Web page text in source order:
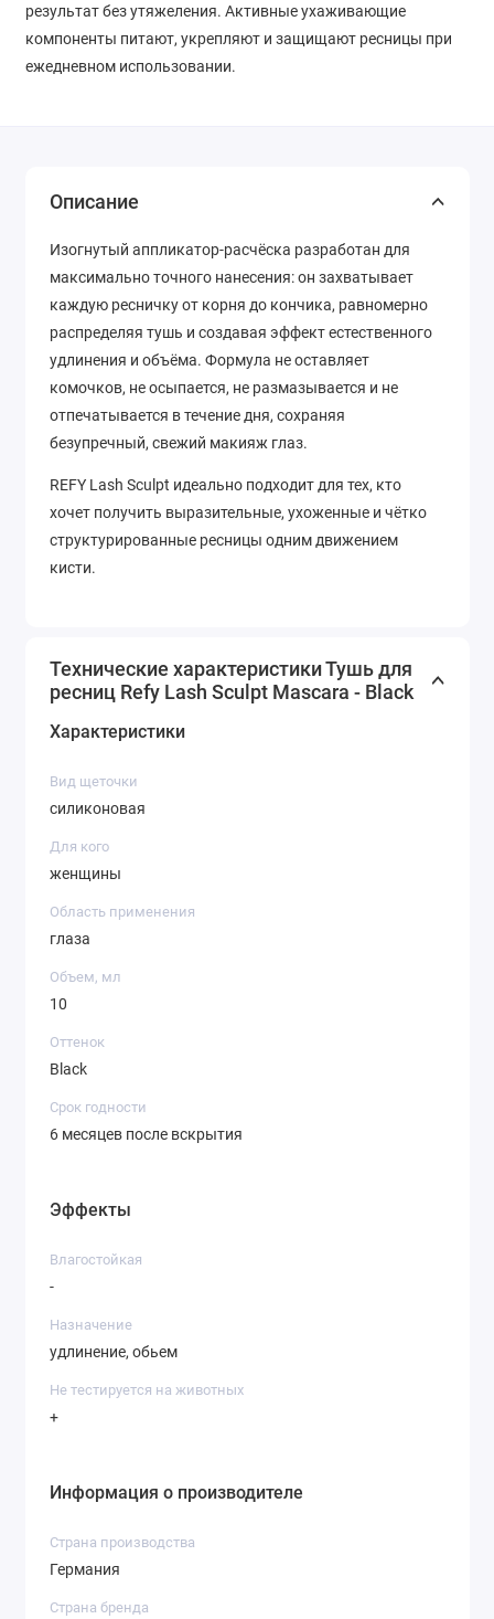
результат без утяжеления. Активные ухаживающие
компоненты питают, укрепляют и защищают ресницы при
ежедневном использовании.
Описание
Изогнутый аппликатор-расчёска разработан для
максимально точного нанесения: он захватывает
каждую ресничку от корня до кончика, равномерно
распределяя тушь и создавая эффект естественного
удлинения и объёма. Формула не оставляет
комочков, не осыпается, не размазывается и не
отпечатывается в течение дня, сохраняя
безупречный, свежий макияж глаз.
REFY Lash Sculpt идеально подходит для тех, кто
хочет получить выразительные, ухоженные и чётко
структурированные ресницы одним движением
кисти.
Технические характеристики Тушь для
ресниц Refy Lash Sculpt Mascara - Black
Характеристики
Вид щеточки
силиконовая
Для кого
женщины
Область применения
глаза
Объем, мл
10
Оттенок
Black
Срок годности
6 месяцев после вскрытия
Эффекты
Влагостойкая
-
Назначение
удлинение, обьем
Не тестируется на животных
+
Информация о производителе
Страна производства
Германия
Страна бренда